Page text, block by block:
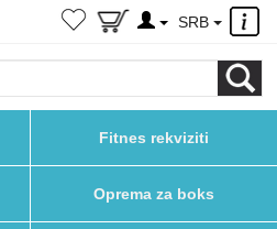
×
SRB
Fitnes rekviziti
Oprema za boks